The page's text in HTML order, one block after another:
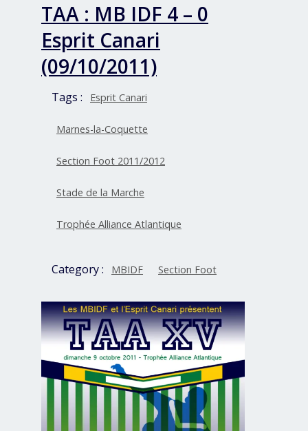
TAA : MB IDF 4 – 0
Esprit Canari
(09/10/2011)
Tags : Esprit Canari
Marnes-la-Coquette
Section Foot 2011/2012
Stade de la Marche
Trophée Alliance Atlantique
Category : MBIDF Section Foot